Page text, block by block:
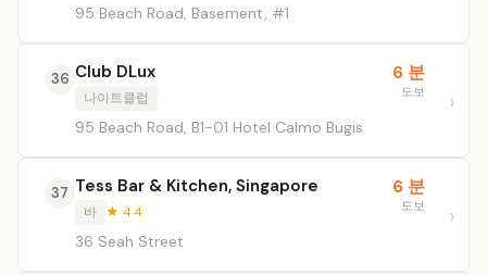
95 Beach Road, Basement, #1
36 Club DLux
나이트클럽
95 Beach Road, B1-01 Hotel Calmo Bugis
6 분
도보
37 Tess Bar & Kitchen, Singapore
바 ★ 4.4
36 Seah Street
6 분
도보